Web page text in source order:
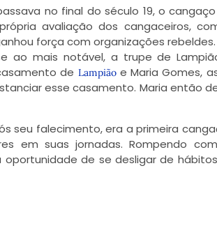
no final do século 19, o
avaliação dos cangaceiros,
força com organizações rebeldes.
ao mais notável, a trupe de
de Lampiãoe Maria Gomes,
esse casamento. Maria então
seu falecimento, era a primeira
em suas jornadas. Rompendo
de se desligar de